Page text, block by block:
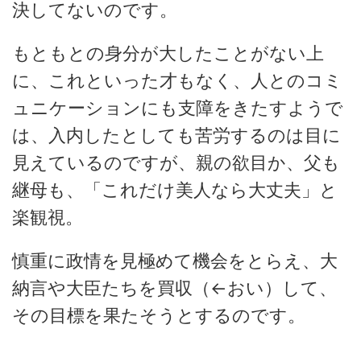
決してないのです。
もともとの身分が大したことがない上
に、これといった才もなく、人とのコミ
ュニケーションにも支障をきたすようで
は、入内したとしても苦労するのは目に
見えているのですが、親の欲目か、父も
継母も、「これだけ美人なら大丈夫」と
楽観視。
慎重に政情を見極めて機会をとらえ、大
納言や大臣たちを買収（←おい）して、
その目標を果たそうとするのです。